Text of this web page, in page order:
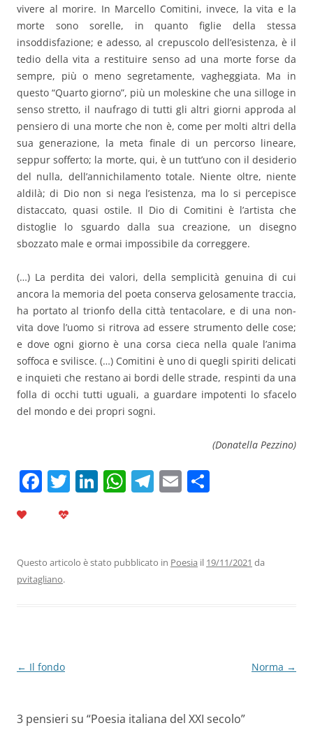
vivere al morire. In Marcello Comitini, invece, la vita e la
morte sono sorelle, in quanto figlie della stessa
insoddisfazione; e adesso, al crepuscolo dell’esistenza, è il
tedio della vita a restituire senso ad una morte forse da
sempre, più o meno segretamente, vagheggiata. Ma in
questo “Quarto giorno”, più un moleskine che una silloge in
senso stretto, il naufrago di tutti gli altri giorni approda al
pensiero di una morte che non è, come per molti altri della
sua generazione, la meta finale di un percorso lineare,
seppur sofferto; la morte, qui, è un tutt’uno con il desiderio
del nulla, dell’annichilamento totale. Niente oltre, niente
aldilà; di Dio non si nega l’esistenza, ma lo si percepisce
distaccato, quasi ostile. Il Dio di Comitini è l’artista che
distoglie lo sguardo dalla sua creazione, un disegno
sbozzato male e ormai impossibile da correggere.
(…) La perdita dei valori, della semplicità genuina di cui
ancora la memoria del poeta conserva gelosamente traccia,
ha portato al trionfo della città tentacolare, e di una non-
vita dove l’uomo si ritrova ad essere strumento delle cose;
e dove ogni giorno è una corsa cieca nella quale l’anima
soffoca e svilisce. (…) Comitini è uno di quegli spiriti delicati
e inquieti che restano ai bordi delle strade, respinti da una
folla di occhi tutti uguali, a guardare impotenti lo sfacelo
del mondo e dei propri sogni.
(Donatella Pezzino)
F
b
o
T Li
dI
W
A
T
a
E
vi
Questo articolo è stato pubblicato in Poesia il 19/11/2021 da
pvitagliano.
Navigazione
← Il fondo Norma →
3 pensieri su “Poesia italiana del XXI secolo”